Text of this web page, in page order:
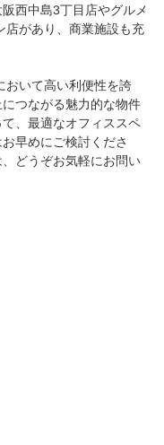
西中島3丁目店やグルメ
店があり、商業施設も充
おいて高い利便性を誇
つながる魅力的な物件
、最適なオフィススペ
早めにご検討くださ
どうぞお気軽にお問い